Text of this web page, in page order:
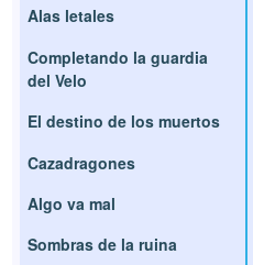
Alas letales
Completando la guardia
del Velo
El destino de los muertos
Cazadragones
Algo va mal
Sombras de la ruina